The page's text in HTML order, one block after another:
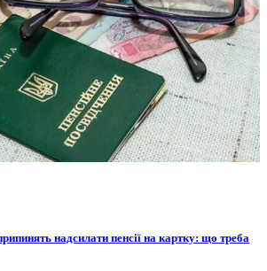
надсилати пенсії на картку: що треба